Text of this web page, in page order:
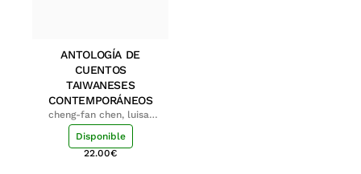
ANTOLOGÍA DE
CUENTOS
TAIWANESES
CONTEMPORÁNEOS
cheng-fan chen, luisa;
shu-ying chang, luisa
Disponible
22.00€